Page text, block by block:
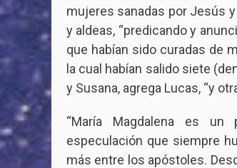
mujeres sanadas por Jesús
y aldeas, “predicando y
que habían sido curadas de
la cual habían salido siete
y Susana, agrega Lucas, “y
“María Magdalena es un
especulación que siempre
más entre los apóstoles.